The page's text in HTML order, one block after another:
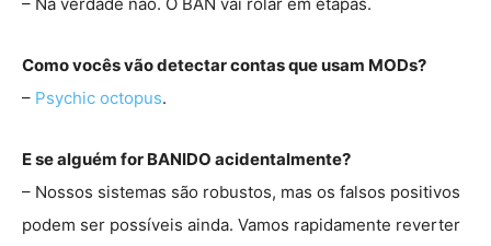
– Na verdade não. O BAN vai rolar em etapas.
Como vocês vão detectar contas que usam MODs?
– Psychic octopus.
E se alguém for BANIDO acidentalmente?
– Nossos sistemas são robustos, mas os falsos positivos
podem ser possíveis ainda. Vamos rapidamente reverter